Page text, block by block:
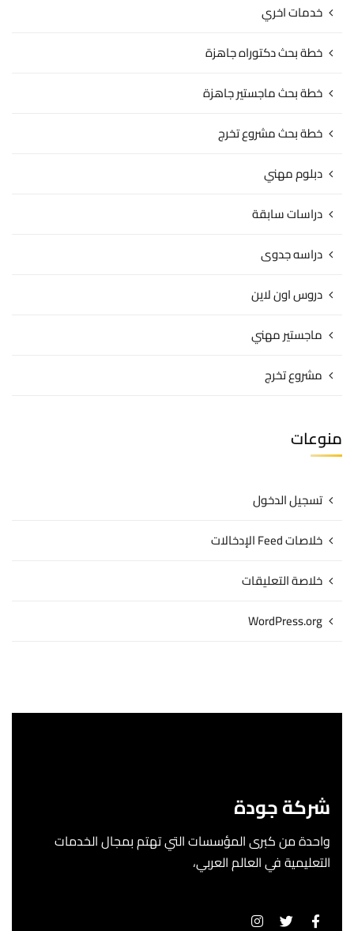
خدمات اخري
خطة بحث دكتوراه جاهزة
خطة بحث ماجستير جاهزة
خطة بحث مشروع تخرج
دبلوم مهني
دراسات سابقة
دراسه جدوى
دروس اون لاين
ماجستير مهني
مشروع تخرج
منوعات
تسجيل الدخول
خلاصات Feed الإدخالات
خلاصة التعليقات
WordPress.org
شركة جودة
واحدة من كبرى المؤسسات التي تهتم بمجال الخدمات
التعليمية في العالم العربي،